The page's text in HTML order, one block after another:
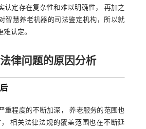
认定存在复杂性和难以明确性， 再加之
智慧养老机器的司法鉴定机构，所以就
认定。
律问题的原因分析
重程度的不断加深， 养老服务的范围也
相关法律法规的覆盖范围也在不断延